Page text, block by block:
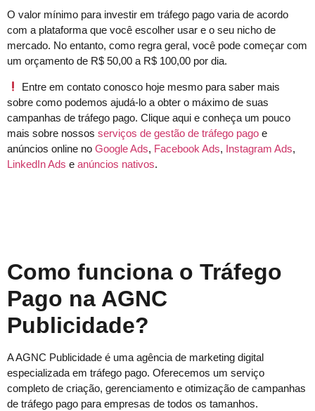
O valor mínimo para investir em tráfego pago varia de acordo
com a plataforma que você escolher usar e o seu nicho de
mercado. No entanto, como regra geral, você pode começar com
um orçamento de R$ 50,00 a R$ 100,00 por dia.
Entre em contato conosco hoje mesmo para saber mais
sobre como podemos ajudá-lo a obter o máximo de suas
campanhas de tráfego pago. Clique aqui e conheça um pouco
mais sobre nossos serviços de gestão de tráfego pago e
anúncios online no Google Ads, Facebook Ads, Instagram Ads,
LinkedIn Ads e anúncios nativos.
Como funciona o Tráfego
Pago na AGNC
Publicidade?
A AGNC Publicidade é uma agência de marketing digital
especializada em tráfego pago. Oferecemos um serviço
completo de criação, gerenciamento e otimização de campanhas
de tráfego pago para empresas de todos os tamanhos.